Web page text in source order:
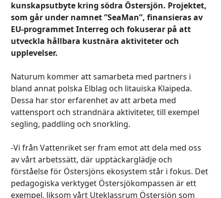
kunskapsutbyte kring södra Östersjön. Projektet,
som går under namnet ”SeaMan”, finansieras av
EU-programmet Interreg och fokuserar på att
utveckla hållbara kustnära aktiviteter och
upplevelser.
Naturum kommer att samarbeta med partners i
bland annat polska Elblag och litauiska Klaipeda.
Dessa har stor erfarenhet av att arbeta med
vattensport och strandnära aktiviteter, till exempel
segling, paddling och snorkling.
-Vi från Vattenriket ser fram emot att dela med oss
av vårt arbetssätt, där upptäckarglädje och
förståelse för Östersjöns ekosystem står i fokus. Det
pedagogiska verktyget Östersjökompassen är ett
exempel, liksom vårt Uteklassrum Östersjön som